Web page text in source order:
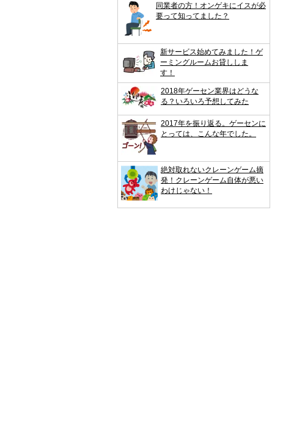
同業者の方！オンゲキにイスが必
要って知ってました？
新サービス始めてみました！ゲ
ーミングルームお貸ししま
す！
2018年ゲーセン業界はどうな
る？いろいろ予想してみた
2017年を振り返る。ゲーセンに
とっては、こんな年でした。
絶対取れないクレーンゲーム摘
発！クレーンゲーム自体が悪い
わけじゃない！